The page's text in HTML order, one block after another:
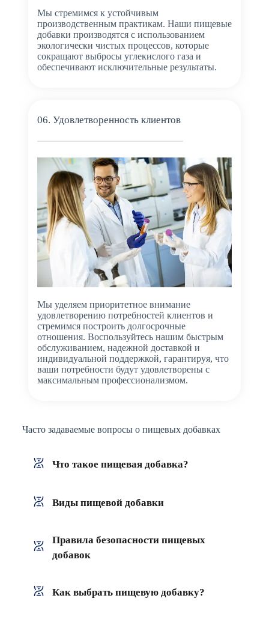
Мы стремимся к устойчивым
производственным практикам. Наши пищевые
добавки производятся с использованием
экологически чистых процессов, которые
сокращают выбросы углекислого газа и
обеспечивают исключительные результаты.
06. Удовлетворенность клиентов
Мы уделяем приоритетное внимание
удовлетворению потребностей клиентов и
стремимся построить долгосрочные
отношения. Воспользуйтесь нашим быстрым
обслуживанием, надежной доставкой и
индивидуальной поддержкой, гарантируя, что
ваши потребности будут удовлетворены с
максимальным профессионализмом.
Часто задаваемые вопросы о пищевых добавках
Что такое пищевая добавка?
Виды пищевой добавки
Правила безопасности пищевых
добавок
Как выбрать пищевую добавку?